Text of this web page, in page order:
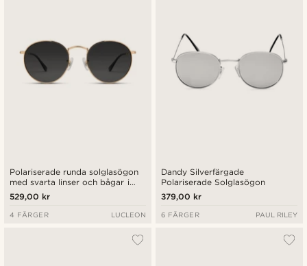
Polariserade runda solglasögon
med svarta linser och bågar i
guldfärgat kirurgiskt stål
529,00 kr
4 FÄRGER LUCLEON
Dandy Silverfärgade
Polariserade Solglasögon
379,00 kr
6 FÄRGER PAUL RILEY